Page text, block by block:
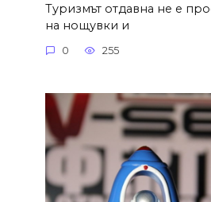
Туризмът отдавна не е
на нощувки и
0 255